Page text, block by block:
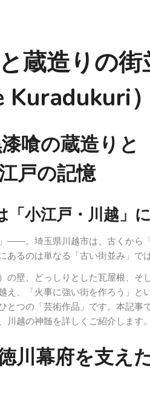
蔵造りの街
Kuradukuri）
喰の蔵造りと
戸の記憶
「小江戸・川越」
――。埼玉県川越市は、古くから
るのは単なる「古い街並み」で
の壁、どっしりとした瓦屋根、そ
え、「火事に強い街を作ろう」と
とつの「芸術作品」です。本記事
川越の神髄を詳しくご紹介します。
川幕府を支え